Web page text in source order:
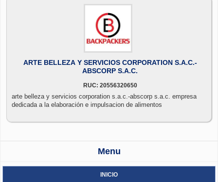
ARTE BELLEZA Y SERVICIOS CORPORATION S.A.C.-
ABSCORP S.A.C.
RUC: 20556320650
arte belleza y servicios corporation s.a.c.-abscorp s.a.c. empresa
dedicada a la elaboración e impulsacion de alimentos
Menu
INICIO